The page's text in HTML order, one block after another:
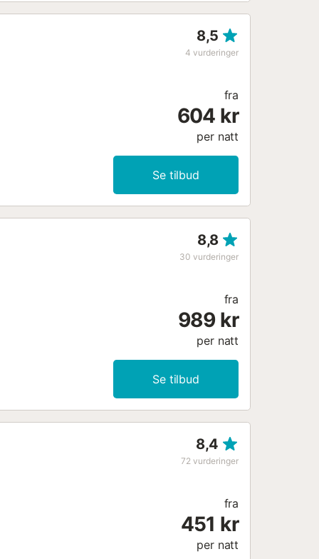
8,5
4 vurderinger
fra
604 kr
per natt
Se tilbud
8,8
30 vurderinger
fra
989 kr
per natt
Se tilbud
8,4
72 vurderinger
fra
451 kr
per natt